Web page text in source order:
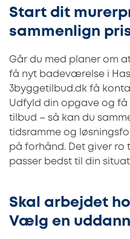
Start dit
sammenlign
Går du med planer om
få nyt badeværelse i
3byggetilbud.dk få
Udfyld din opgave og
tilbud – så kan du
tidsramme og
på forhånd. Det giver
passer bedst til din
Skal arbejdet
Vælg en